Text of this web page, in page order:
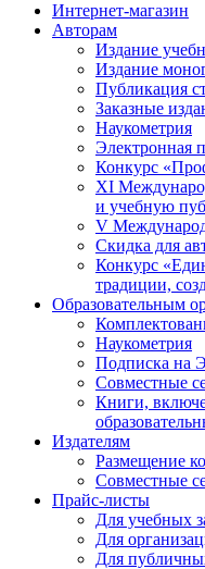
Интернет-магазин
Авторам
Издание
Издание
Публикация
Заказные
Наукометрия
Электронная
Конкурс
XI
и учебную
V
Скидка для
Конкурс
традиции,
Образовательным
Наукометрия
Подписка на
Совместные
Книги,
Издателям
Размещение
Совместные
Прайс-листы
Для учебных
Для
Для